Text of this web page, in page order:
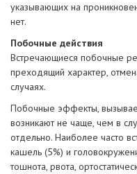
указывающих на
нет.
Побочные действия
Встречающиеся побочные
преходящий характер,
случаях.
Побочные эффекты,
возникают не чаще, чем в
отдельно. Наиболее часто
кашель (5%) и
тошнота, рвота,